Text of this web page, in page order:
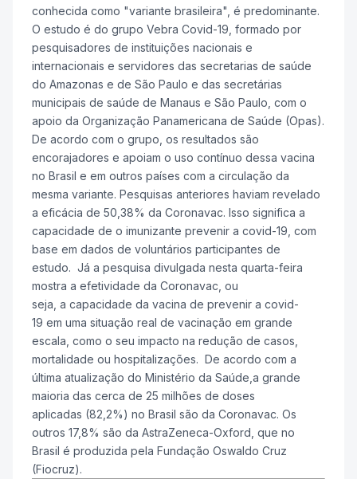
conhecida como "variante brasileira", é predominante.
O estudo é do grupo Vebra Covid-19, formado por
pesquisadores de instituições nacionais e
internacionais e servidores das secretarias de saúde
do Amazonas e de São Paulo e das secretárias
municipais de saúde de Manaus e São Paulo, com o
apoio da Organização Panamericana de Saúde (Opas).
De acordo com o grupo, os resultados são
encorajadores e apoiam o uso contínuo dessa vacina
no Brasil e em outros países com a circulação da
mesma variante. Pesquisas anteriores haviam revelado
a eficácia de 50,38% da Coronavac. Isso significa a
capacidade de o imunizante prevenir a covid-19, com
base em dados de voluntários participantes de
estudo. Já a pesquisa divulgada nesta quarta-feira
mostra a efetividade da Coronavac, ou
seja, a capacidade da vacina de prevenir a covid-
19 em uma situação real de vacinação em grande
escala, como o seu impacto na redução de casos,
mortalidade ou hospitalizações. De acordo com a
última atualização do Ministério da Saúde,a grande
maioria das cerca de 25 milhões de doses
aplicadas (82,2%) no Brasil são da Coronavac. Os
outros 17,8% são da AstraZeneca-Oxford, que no
Brasil é produzida pela Fundação Oswaldo Cruz
(Fiocruz).